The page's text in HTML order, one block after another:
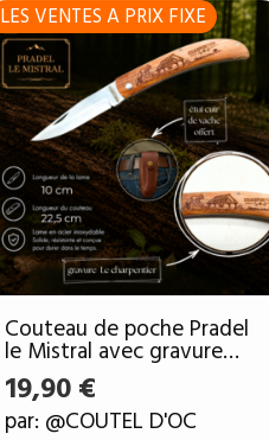
LES VENTES A PRIX FIXE
Couteau de poche Pradel
le Mistral avec gravure
laser LE CHARPENTIER ref
1004Lecharpentier
19,90 €
par: @COUTEL D'OC